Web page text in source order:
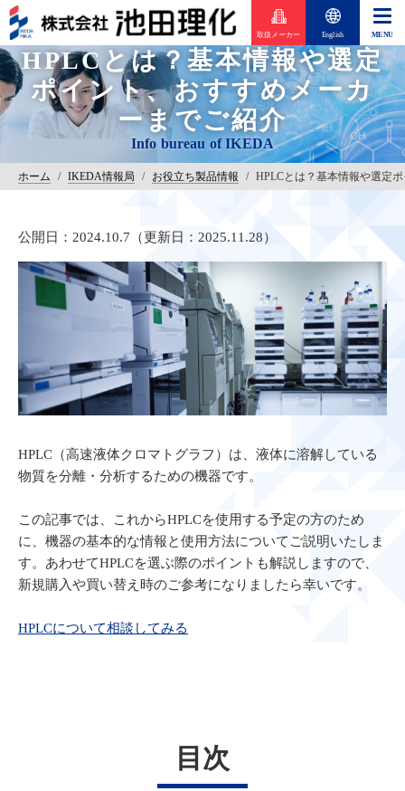
取扱メーカー English
HPLCとは？基本情報や選定
ポイント、おすすめメーカ
ーまでご紹介
ホーム / IKEDA情報局 / お役立ち製品情報 / HPLCとは？基本情報や選定
公開日：2024.10.7（更新日：2025.11.28）
HPLC（高速液体クロマトグラフ）は、液体に溶解している
物質を分離・分析するための機器です。
この記事では、これからHPLCを使用する予定の方のため
に、機器の基本的な情報と使用方法についてご説明いたしま
す。あわせてHPLCを選ぶ際のポイントも解説しますので、
新規購入や買い替え時のご参考になりましたら幸いです。
HPLCについて相談してみる
目次